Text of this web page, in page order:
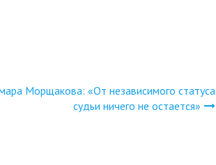
Морщакова: «От независимого статуса
судьи ничего не остается»